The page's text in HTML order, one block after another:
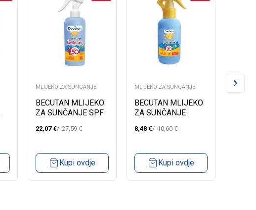
MLIJEKO ZA SUNCANJE
BECUTAN MLIJEKO
ZA SUNČANJE SPF
22,07 € 27,59€
Kupi ovdje
MLIJEKO ZA SUNCANJE
BECUTAN MLIJEKO
ZA SUNČANJE
8,48 € 10,60€
Kupi ovdje